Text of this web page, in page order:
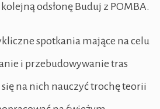
odsłonę Buduj z POMBA.
spotkania mające na celu
i przebudowywanie tras
na nich nauczyć trochę teorii